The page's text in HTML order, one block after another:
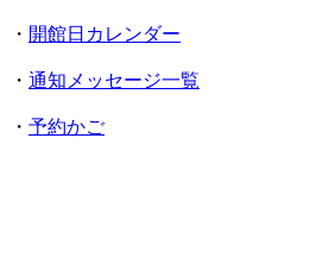
・ 開館日カレンダー
・ 通知メッセージ一覧
・ 予約かご